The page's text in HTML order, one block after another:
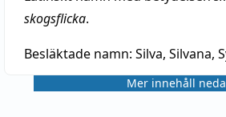
skogsflicka.
Besläktade namn: Silva, Silvana,
Mer innehåll